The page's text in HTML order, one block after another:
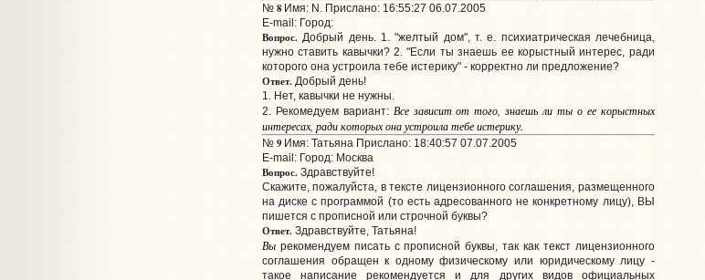
№ 8Имя: N. Прислано: 16:55:27 06.07.2005
E-mail: Город:
Вопрос.Добрый день. 1. "желтый дом", т. е. психиатрическая лечебница,
нужно ставить кавычки? 2. "Если ты знаешь ее корыстный интерес, ради
которого она устроила тебе истерику" - корректно ли предложение?
Ответ.Добрый день!
1. Нет, кавычки не нужны.
2. Рекомедуем вариант: Все зависит от того, знаешь ли ты о ее корыстных
интересах, ради которых она устроила тебе истерику.
№ 9Имя: Татьяна Прислано: 18:40:57 07.07.2005
E-mail: Город: Москва
Вопрос.Здравствуйте!
Скажите, пожалуйста, в тексте лицензионного соглашения, размещенного
на диске с программой (то есть адресованного не конкретному лицу), ВЫ
пишется с прописной или строчной буквы?
Ответ.Здравствуйте, Татьяна!
Вырекомендуем писать с прописной буквы, так как текст лицензионного
соглашения обращен к одному физическому или юридическому лицу -
такое написание рекомендуется и для других видов официальных